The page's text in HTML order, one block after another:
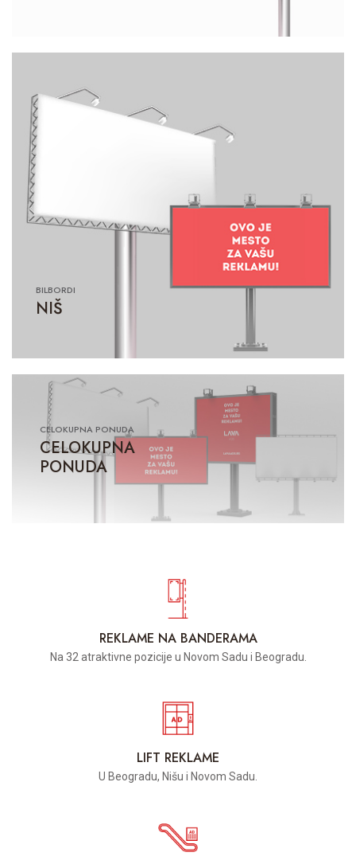
BILBORDI
NIŠ
CELOKUPNA PONUDA
CELOKUPNA
PONUDA
REKLAME NA BANDERAMA
Na 32 atraktivne pozicije u Novom Sadu i Beogradu.
LIFT REKLAME
U Beogradu, Nišu i Novom Sadu.